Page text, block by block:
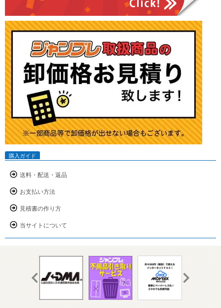
購入ガイド
送料・配送・返品
お支払い方法
見積書の作り方
当サイトについて